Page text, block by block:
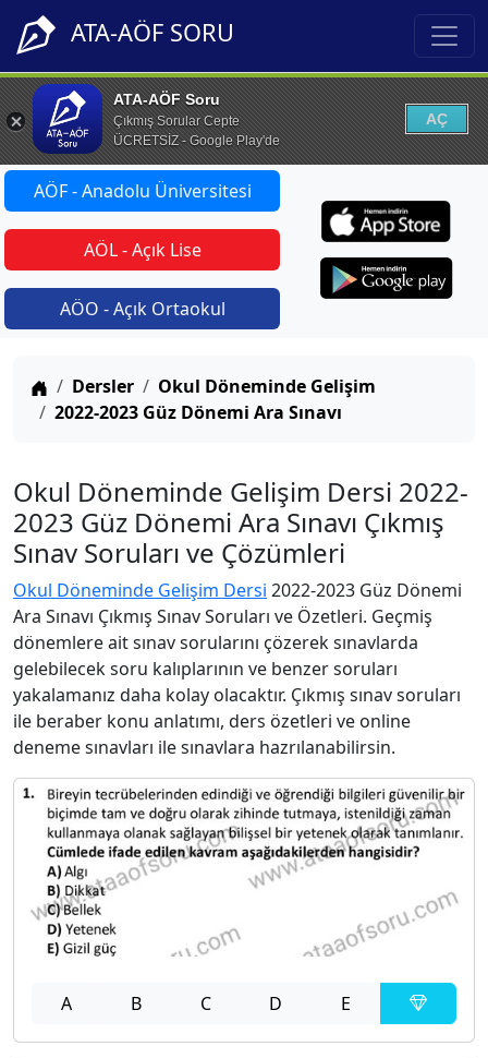
ATA-AÖF SORU
ATA-AÖF Soru
Çıkmış Sorular Cepte
ÜCRETSİZ - Google Play'de
AÇ
AÖF - Anadolu Üniversitesi
AÖL - Açık Lise
AÖO - Açık Ortaokul
Anasayfa
Dersler
Okul Döneminde Gelişim
2022-2023 Güz Dönemi Ara Sınavı
Okul Döneminde Gelişim Dersi 2022-
2023 Güz Dönemi Ara Sınavı Çıkmış
Sınav Soruları ve Çözümleri
Okul Döneminde Gelişim Dersi 2022-2023 Güz Dönemi
Ara Sınavı Çıkmış Sınav Soruları ve Özetleri. Geçmiş
dönemlere ait sınav sorularını çözerek sınavlarda
gelebilecek soru kalıplarının ve benzer soruları
yakalamanız daha kolay olacaktır. Çıkmış sınav soruları
ile beraber konu anlatımı, ders özetleri ve online
deneme sınavları ile sınavlara hazrılanabilirsin.
A B C D E